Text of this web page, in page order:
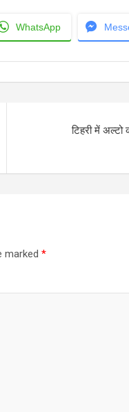
WhatsApp
टिहरी में अल्टो
marked*